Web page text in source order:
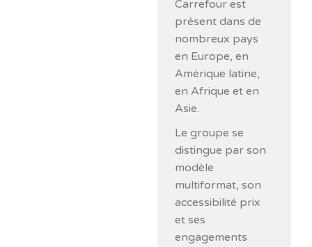
Carrefour est
présent dans de
nombreux pays
en Europe, en
Amérique latine,
en Afrique et en
Asie.
Le groupe se
distingue par son
modèle
multiformat, son
accessibilité prix
et ses
engagements